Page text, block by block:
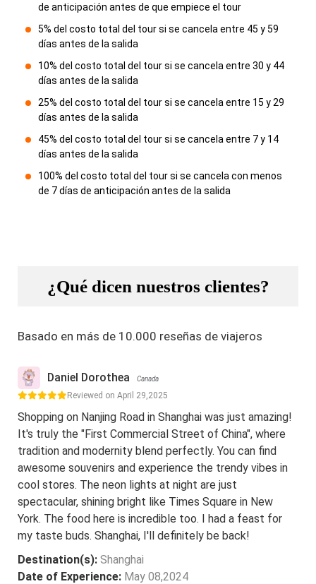
de anticipación antes de que empiece el tour
5% del costo total del tour si se cancela entre 45 y 59
días antes de la salida
10% del costo total del tour si se cancela entre 30 y 44
días antes de la salida
25% del costo total del tour si se cancela entre 15 y 29
días antes de la salida
45% del costo total del tour si se cancela entre 7 y 14
días antes de la salida
100% del costo total del tour si se cancela con menos
de 7 días de anticipación antes de la salida
¿Qué dicen nuestros clientes?
Basado en más de 10.000 reseñas de viajeros
Daniel Dorothea Canada
Reviewed on April 29,2025
Shopping on Nanjing Road in Shanghai was just amazing!
It's truly the "First Commercial Street of China", where
tradition and modernity blend perfectly. You can find
awesome souvenirs and experience the trendy vibes in
cool stores. The neon lights at night are just
spectacular, shining bright like Times Square in New
York. The food here is incredible too. I had a feast for
my taste buds. Shanghai, I'll definitely be back!
Destination(s): Shanghai
Date of Experience: May 08,2024